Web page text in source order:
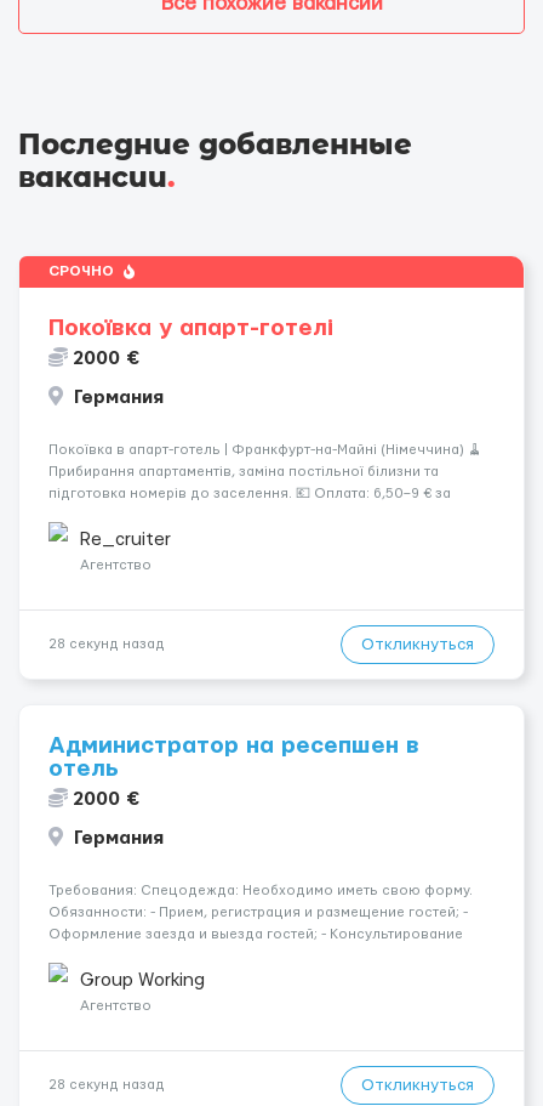
Последние добавленные
вакансии.
СРОЧНО
Покоївка у апарт-готелі
2000 €
Германия
Покоївка в апарт-готель | Франкфурт-на-Майні (Німеччина) 🧹
Прибирання апартаментів, заміна постільної білизни та
підготовка номерів до заселення. 💶 Оплата: 6,50–9 € за
близько 2000 € на місяць (після вирахув...
Re_cruiter
Агентство
28 секунд назад Откликнуться
Администратор на ресепшен в
отель
2000 €
Германия
Требования: Спецодежда: Необходимо иметь свою форму.
Обязанности: - Прием, регистрация и размещение гостей; -
Оформление заезда и выезда гостей; - Консультирование
телефонных звонков, электронной почты и бронирований; -
Работа с системой бро...
Group Working
Агентство
28 секунд назад Откликнуться